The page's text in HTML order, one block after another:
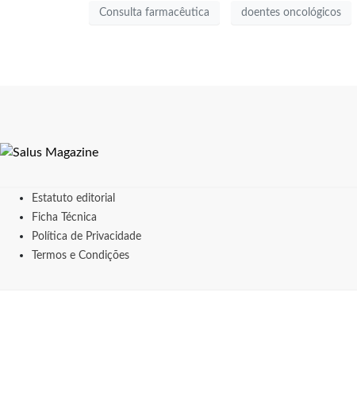
Consulta farmacêutica doentes oncológicos
Estatuto editorial
Ficha Técnica
Política de Privacidade
Termos e Condições